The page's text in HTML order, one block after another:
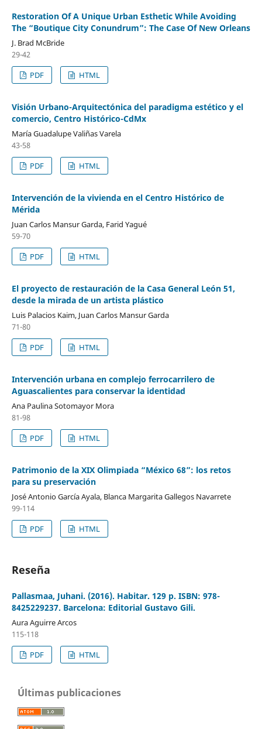
Restoration Of A Unique Urban Esthetic While Avoiding
The “Boutique City Conundrum”: The Case Of New Orleans
J. Brad McBride
29-42
PDF
HTML
Visión Urbano-Arquitectónica del paradigma estético y el
comercio, Centro Histórico-CdMx
María Guadalupe Valiñas Varela
43-58
PDF
HTML
Intervención de la vivienda en el Centro Histórico de
Mérida
Juan Carlos Mansur Garda, Farid Yagué
59-70
PDF
HTML
El proyecto de restauración de la Casa General León 51,
desde la mirada de un artista plástico
Luis Palacios Kaim, Juan Carlos Mansur Garda
71-80
PDF
HTML
Intervención urbana en complejo ferrocarrilero de
Aguascalientes para conservar la identidad
Ana Paulina Sotomayor Mora
81-98
PDF
HTML
Patrimonio de la XIX Olimpiada “México 68”: los retos
para su preservación
José Antonio García Ayala, Blanca Margarita Gallegos Navarrete
99-114
PDF
HTML
Reseña
Pallasmaa, Juhani. (2016). Habitar. 129 p. ISBN: 978-
8425229237. Barcelona: Editorial Gustavo Gili.
Aura Aguirre Arcos
115-118
PDF
HTML
Últimas publicaciones